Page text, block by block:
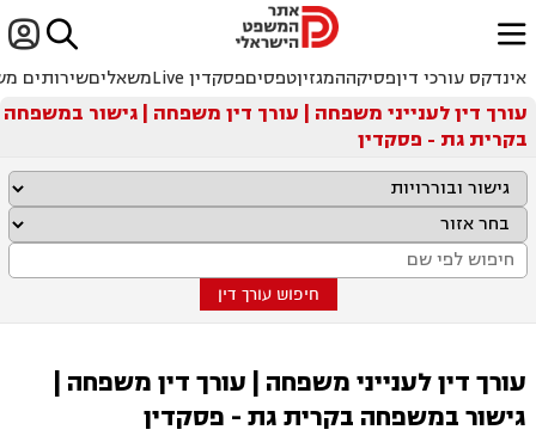

ﱐ
אינדקס עורכי דיןפסיקההמגזיןטפסיםפסקדין Live משאליםשירותים
עורך דין לענייני משפחה | עורך דין משפחה | גישור במשפחה
בקרית גת - פסקדין
חיפוש עורך דין
עורך דין לענייני משפחה | עורך דין משפחה |
גישור במשפחה בקרית גת - פסקדין